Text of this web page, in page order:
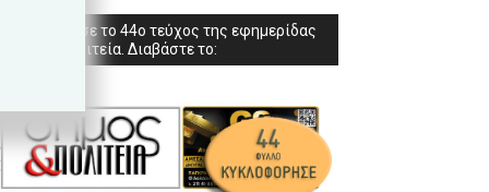
Κυκλοφόρησε το 44ο τεύχος της εφημερίδας
Δήμος & Πολιτεία. Διαβάστε το: